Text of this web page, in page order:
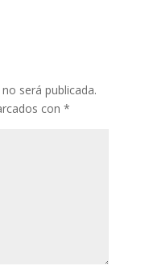
será publicada.
con *